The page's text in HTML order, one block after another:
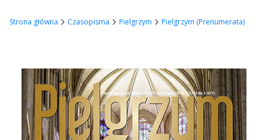
Strona główna Czasopisma Pielgrzym Pielgrzym (Prenumerata)